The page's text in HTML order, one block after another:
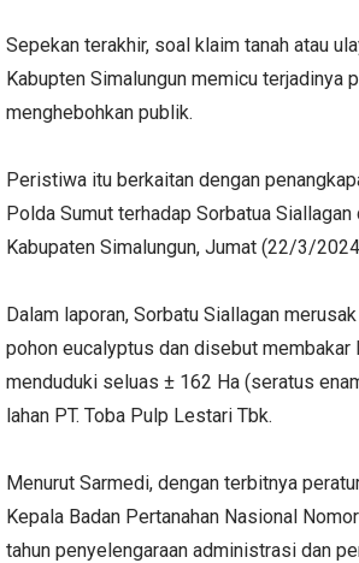
Sepekan terakhir, soal klaim tanah atau
Kabupten Simalungun memicu terjadinya
menghebohkan publik.
Peristiwa itu berkaitan dengan
Polda Sumut terhadap Sorbatua Siallagan
Kabupaten Simalungun, Jumat (22/3/
Dalam laporan, Sorbatu Siallagan
pohon eucalyptus dan disebut membakar
menduduki seluas ± 162 Ha (seratus
lahan PT. Toba Pulp Lestari Tbk.
Menurut Sarmedi, dengan terbitnya
Kepala Badan Pertanahan Nasional
tahun penyelengaraan administrasi dan